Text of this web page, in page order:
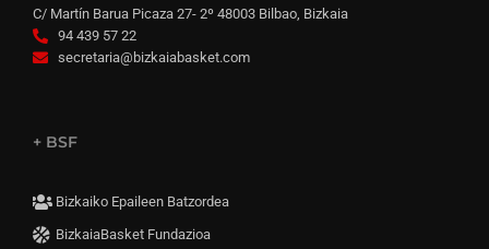
C/ Martín Barua Picaza 27- 2º 48003 Bilbao, Bizkaia
94 439 57 22
secretaria@bizkaiabasket.com
+ BSF
Bizkaiko Epaileen Batzordea
BizkaiaBasket Fundazioa